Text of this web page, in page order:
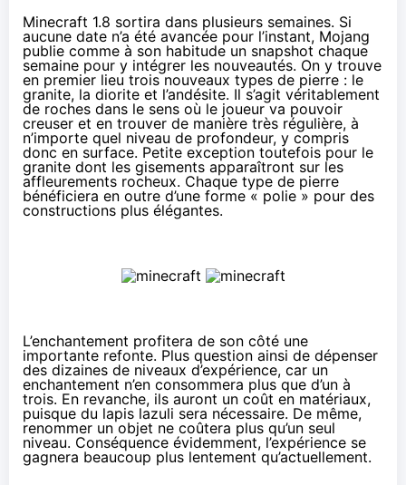
Minecraft 1.8 sortira dans plusieurs semaines. Si
aucune date n’a été avancée pour l’instant, Mojang
publie comme à son habitude un snapshot chaque
semaine pour y intégrer les nouveautés. On y trouve
en premier lieu trois nouveaux types de pierre : le
granite, la diorite et l’andésite. Il s’agit véritablement
de roches dans le sens où le joueur va pouvoir
creuser et en trouver de manière très régulière, à
n’importe quel niveau de profondeur, y compris
donc en surface. Petite exception toutefois pour le
granite dont les gisements apparaîtront sur les
affleurements rocheux. Chaque type de pierre
bénéficiera en outre d’une forme « polie » pour des
constructions plus élégantes.
L’enchantement profitera de son côté une
importante refonte. Plus question ainsi de dépenser
des dizaines de niveaux d’expérience, car un
enchantement n’en consommera plus que d’un à
trois. En revanche, ils auront un coût en matériaux,
puisque du lapis lazuli sera nécessaire. De même,
renommer un objet ne coûtera plus qu’un seul
niveau. Conséquence évidemment, l’expérience se
gagnera beaucoup plus lentement qu’actuellement.